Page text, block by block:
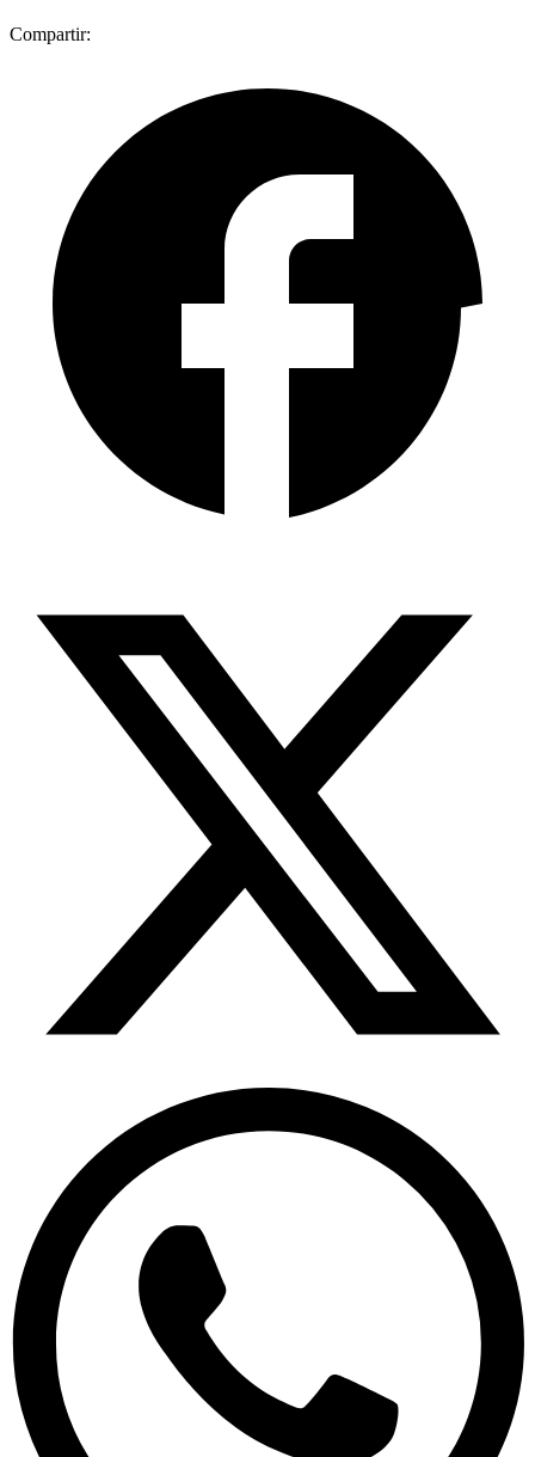
Compartir: